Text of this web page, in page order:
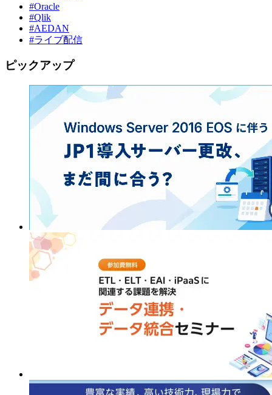
#Oracle
#Qlik
#AEDAN
#ライブ配信
ピックアップ